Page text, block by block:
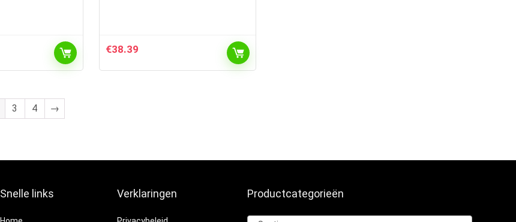
€38.39
3 4 →
Snelle links Verklaringen Productcategorieën